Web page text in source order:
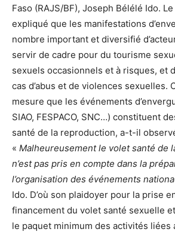
Faso (RAJS/BF), Joseph Bélélé Ido. Le
expliqué que les manifestations
nombre important et diversifié
servir de cadre pour du tourisme
sexuels occasionnels et à risques, et
cas d’abus et de violences sexuelles.
mesure que les événements
SIAO, FESPACO, SNC…) constituent
santé de la reproduction, a-t-il
« Malheureusement le volet santé de
n’est pas pris en compte dans la
l’organisation des événements
Ido. D’où son plaidoyer pour la prise
financement du volet santé sexuelle
le paquet minimum des activités liées